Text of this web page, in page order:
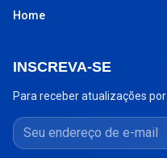
Home
INSCREVA-SE
Para receber atualizações
Seu endereço de e-mail